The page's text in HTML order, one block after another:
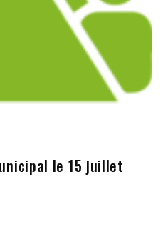
le 15 juillet